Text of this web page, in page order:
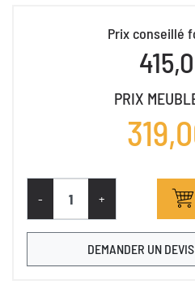
Prix conseillé
PRIX
- +
DEMANDER UN